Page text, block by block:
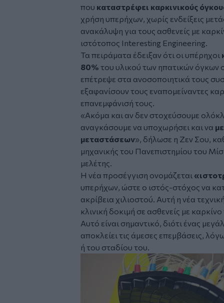
που καταστρέφει καρκινικούς
χρήση υπερήχων, χωρίς ενδείξεις
ανακάλυψη για τους ασθενείς με
ιστότοπος Interesting Engineering.
Τα πειράματα έδειξαν ότι οι υπέρηχοι
80% του υλικού των ηπατικών όγκων
επέτρεψε στα ανοσοποιητικά τους
εξαφανίσουν τους εναπομείναντες
επανεμφάνισή τους.
«Ακόμα και αν δεν στοχεύσουμε
αναγκάσουμε να υποχωρήσει και να
μεταστάσεων», δήλωσε η Ζεν Σου,
μηχανικής του Πανεπιστημίου του
μελέτης.
Η νέα προσέγγιση ονομάζεται
υπερήχων, ώστε ο ιστός-στόχος να
ακρίβεια χιλιοστού. Αυτή η νέα
κλινική δοκιμή σε ασθενείς με
Αυτό είναι σημαντικό, διότι ένας
αποκλείει τις άμεσες επεμβάσεις,
ή του σταδίου του.